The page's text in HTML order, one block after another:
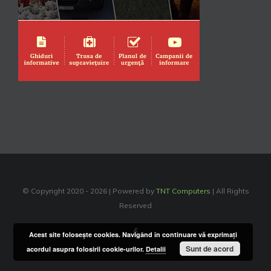
© Copyright 2020 - 2026 | Powered by TNT Computers | All Rights
Reserved
Facebook
Acest site foloseşte cookies. Navigând în continuare vă exprimaţi
acordul asupra folosirii cookie-urilor. Detalii Sunt de acord